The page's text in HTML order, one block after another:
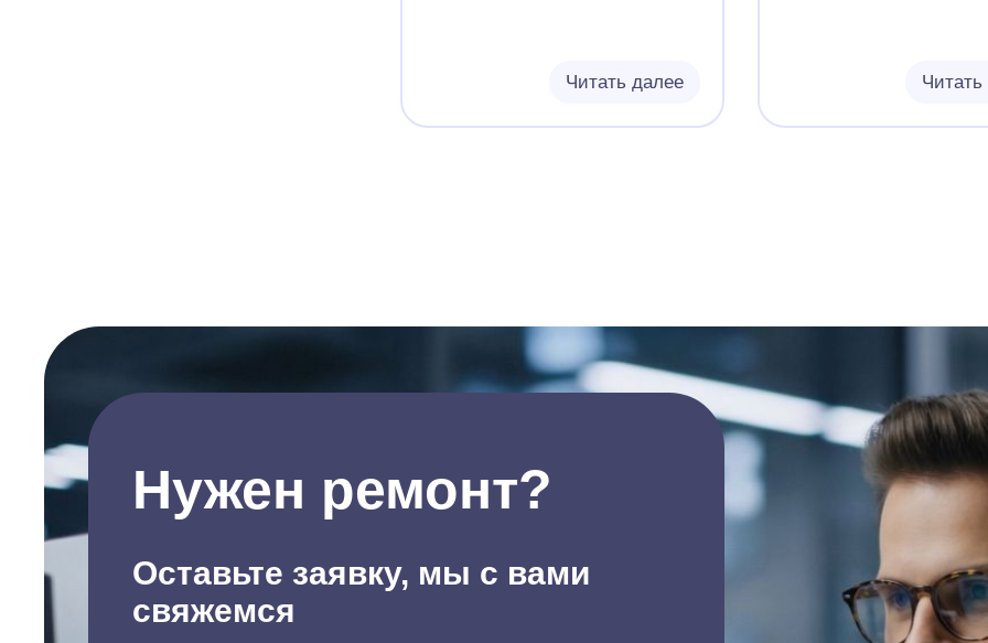
Читать далее
Нужен ремонт?
Оставьте заявку, мы с вами
свяжемся